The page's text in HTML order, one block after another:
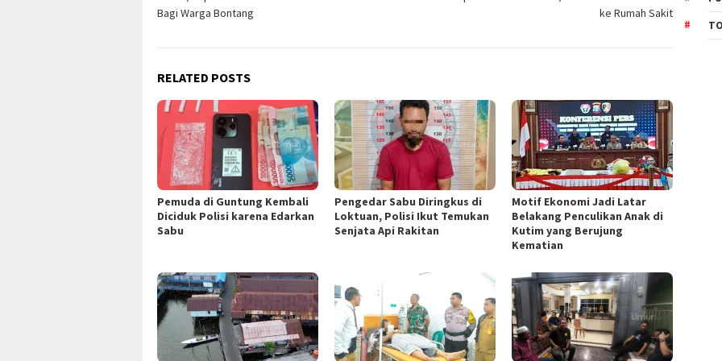
Bagi Warga Bontang
ke Rumah Sakit
RELATED POSTS
Pemuda di Guntung Kembali
Diciduk Polisi karena Edarkan
Sabu
Pengedar Sabu Diringkus di
Loktuan, Polisi Ikut Temukan
Senjata Api Rakitan
Motif Ekonomi Jadi Latar
Belakang Penculikan Anak di
Kutim yang Berujung
Kematian